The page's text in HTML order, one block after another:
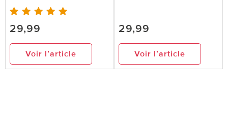
29,99
Voir l’article
29,99
Voir l’article